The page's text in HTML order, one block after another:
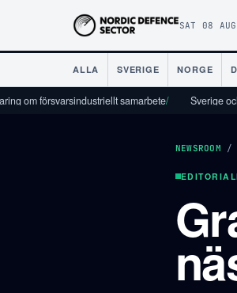
SAT 08
ALLA SVERIGE NORGE
samarbete/ Sverige och USA
NEWSROOM
EDITORIAL